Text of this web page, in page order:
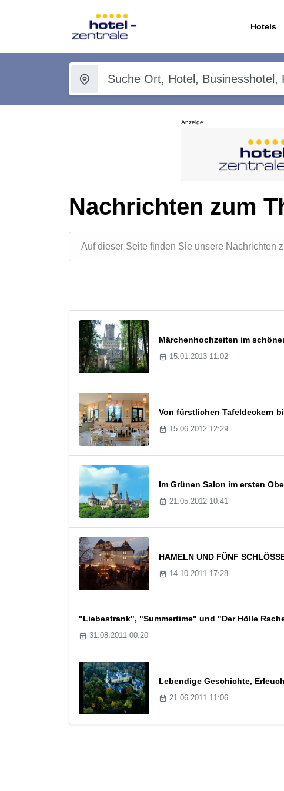
Hotels
Anzeige
Nachrichten zum
Auf dieser Seite finden Sie unsere Nachrichten
Märchenhochzeiten im
15.01.2013 11:02
Von fürstlichen Tafeldeckern
15.06.2012 12:29
Im Grünen Salon im ersten
21.05.2012 10:41
HAMELN UND FÜNF
14.10.2011 17:28
"Liebestrank", "Summertime" und "Der Hölle
31.08.2011 00:20
Lebendige Geschichte,
21.06.2011 11:06